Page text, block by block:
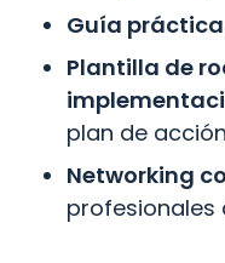
Guía práctica
Plantilla de
plan de acción
Networking
profesionales